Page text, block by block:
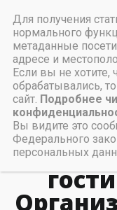
Пичаевский
3
у нас
Для получения
нормального
метаданные
адресе и
Если вы не хотите,
обрабатывались,
сайт. Подробнее
Вы видите это
Федерального
персональных